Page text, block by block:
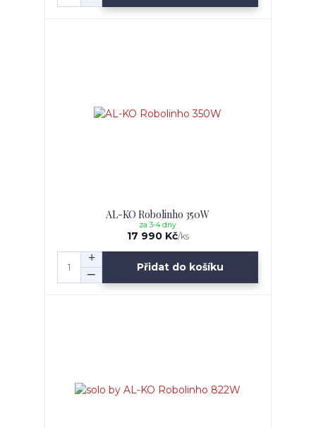
AL-KO Robolinho 350W
17 990 Kč/ks
za 3-4 dny
Přidat do košíku